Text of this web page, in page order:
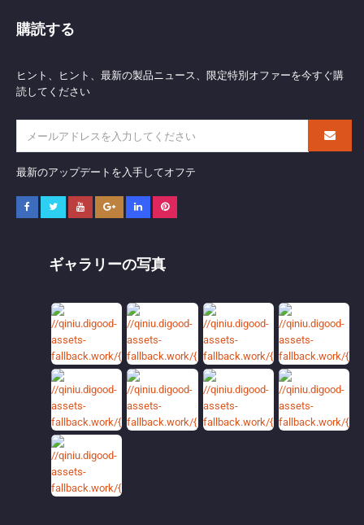
購読する
ヒント、ヒント、最新の製品ニュース、限定特別オファーを今すぐ購
読してください
最新のアップデートを入手してオフテ
ギャラリーの写真